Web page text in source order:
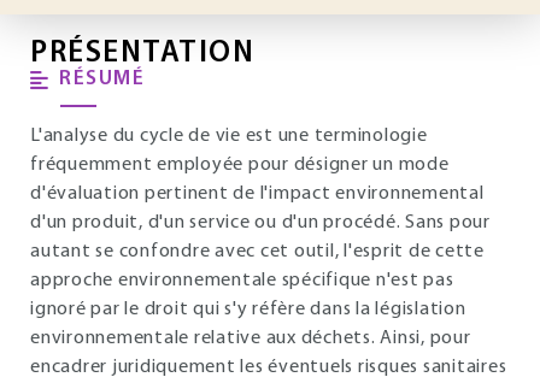
PRÉSENTATION
RÉSUMÉ
L'analyse du cycle de vie est une terminologie
fréquemment employée pour désigner un mode
d'évaluation pertinent de l'impact environnemental
d'un produit, d'un service ou d'un procédé. Sans pour
autant se confondre avec cet outil, l'esprit de cette
approche environnementale spécifique n'est pas
ignoré par le droit qui s'y réfère dans la législation
environnementale relative aux déchets. Ainsi, pour
encadrer juridiquement les éventuels risques sanitaires